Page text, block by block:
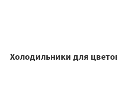
Холодильники для